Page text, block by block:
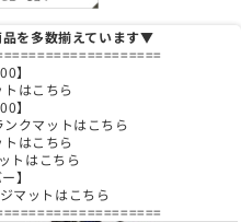
を多数揃えています▼
】
はこちら
】
クマットはこちら
はこちら
トはこちら
】
マットはこちら